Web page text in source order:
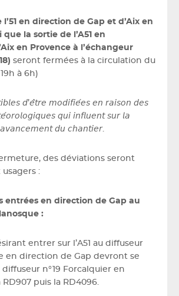
l’51 en direction de Gap et d’Aix en
que la sortie de l’A51 en
en Provence à l’échangeur
seront fermées à la circulation du
à 6h)
𝘥’𝘦̂𝘵𝘳𝘦 𝘮𝘰𝘥𝘪𝘧𝘪𝘦́𝘦𝘴 𝘦𝘯 𝘳𝘢𝘪𝘴𝘰𝘯 𝘥𝘦𝘴
𝘲𝘶𝘪 𝘪𝘯𝘧𝘭𝘶𝘦𝘯𝘵 𝘴𝘶𝘳 𝘭𝘢
𝘥𝘶 𝘤𝘩𝘢𝘯𝘵𝘪𝘦𝘳.
des déviations seront
usagers :
entrées en direction de Gap au
:
entrer sur l’A51 au diffuseur
en direction de Gap devront se
n°19 Forcalquier en
puis la RD4096.